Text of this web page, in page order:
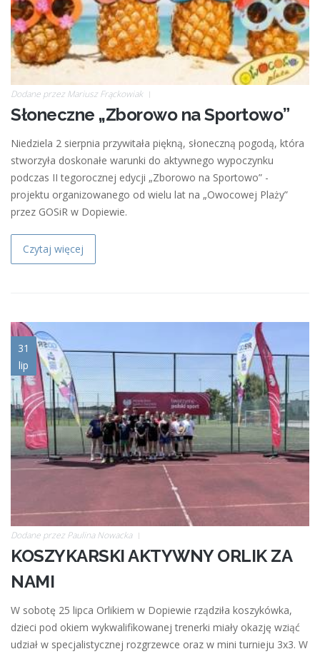
Dodane przez Mariusz Frąckowiak
Słoneczne „Zborowo na Sportowo”
Niedziela 2 sierpnia przywitała piękną, słoneczną pogodą, która
stworzyła doskonałe warunki do aktywnego wypoczynku
podczas II tegorocznej edycji „Zborowo na Sportowo” -
projektu organizowanego od wielu lat na „Owocowej Plaży”
przez GOSiR w Dopiewie.
Czytaj więcej
31
lip
img_6120.jpeg
Dodane przez Paulina Nowacka
KOSZYKARSKI AKTYWNY ORLIK ZA
NAMI
W sobotę 25 lipca Orlikiem w Dopiewie rządziła koszykówka,
dzieci pod okiem wykwalifikowanej trenerki miały okazję wziąć
udział w specjalistycznej rozgrzewce oraz w mini turnieju 3x3. W